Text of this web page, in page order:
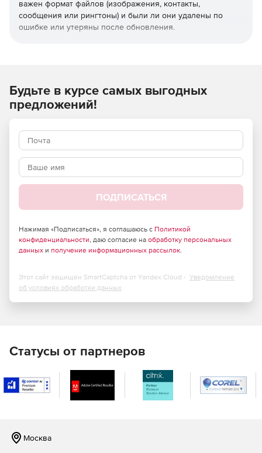
важен формат файлов (изображения, контакты,
сообщения или рингтоны) и были ли они удалены по
ошибке или утеряны после обновления.
Будьте в курсе самых выгодных
предложений!
ПОДПИСАТЬСЯ
Нажимая «Подписаться», я соглашаюсь с Политикой
конфиденциальности, даю согласие на обработку персональных
данных и получение информационных рассылок.
Этот сайт защищен SmartCaptcha от Yandex Cloud - Уведомление
об условиях обработки данных
Статусы от партнеров
Москва